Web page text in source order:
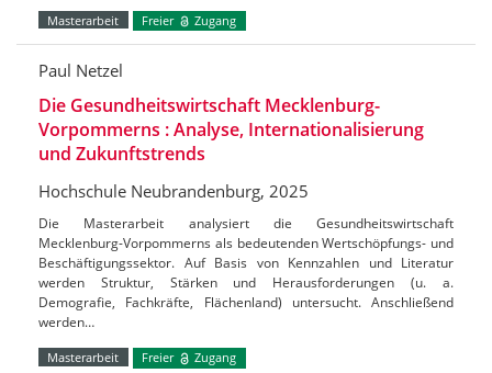
Masterarbeit Freier Zugang
Paul Netzel
Die Gesundheitswirtschaft Mecklenburg-
Vorpommerns : Analyse, Internationalisierung
und Zukunftstrends
Hochschule Neubrandenburg, 2025
Die Masterarbeit analysiert die Gesundheitswirtschaft
Mecklenburg-Vorpommerns als bedeutenden Wertschöpfungs- und
Beschäftigungssektor. Auf Basis von Kennzahlen und Literatur
werden Struktur, Stärken und Herausforderungen (u. a.
Demografie, Fachkräfte, Flächenland) untersucht. Anschließend
werden…
Masterarbeit Freier Zugang